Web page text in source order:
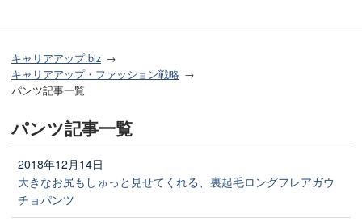
キャリアアップ.biz
キャリアアップ・ファッション戦略
パンツ記事一覧
パンツ記事一覧
2018年12月14日
大きなお尻もしゅっと見せてくれる、裏起毛ロングフレアガウ
チョパンツ